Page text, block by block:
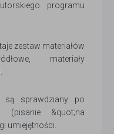
programu
zestaw materiałów
materiały
są sprawdziany po
(pisanie &quot;na
umiejętności.